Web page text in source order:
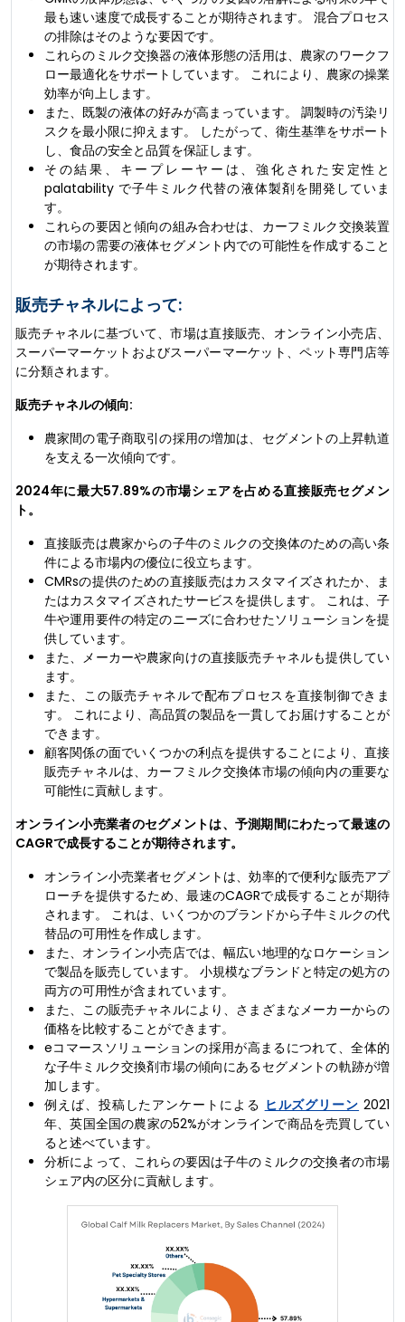
最も速い速度で成長することが期待されます。 混合プロセス
の排除はそのような要因です。
これらのミルク交換器の液体形態の活用は、農家のワークフ
ロー最適化をサポートしています。 これにより、農家の操業
効率が向上します。
また、既製の液体の好みが高まっています。 調製時の汚染リ
スクを最小限に抑えます。 したがって、衛生基準をサポート
し、食品の安全と品質を保証します。
その結果、キープレーヤーは、強化された安定性と
palatability で子牛ミルク代替の液体製剤を開発していま
す。
これらの要因と傾向の組み合わせは、カーフミルク交換装置
の市場の需要の液体セグメント内での可能性を作成すること
が期待されます。
販売チャネルによって:
販売チャネルに基づいて、市場は直接販売、オンライン小売店、
スーパーマーケットおよびスーパーマーケット、ペット専門店等
に分類されます。
販売チャネルの傾向:
農家間の電子商取引の採用の増加は、セグメントの上昇軌道
を支える一次傾向です。
2024年に最大57.89%の市場シェアを占める直接販売セグメン
ト。
直接販売は農家からの子牛のミルクの交換体のための高い条
件による市場内の優位に役立ちます。
CMRsの提供のための直接販売はカスタマイズされたか、ま
たはカスタマイズされたサービスを提供します。 これは、子
牛や運用要件の特定のニーズに合わせたソリューションを提
供しています。
また、メーカーや農家向けの直接販売チャネルも提供してい
ます。
また、この販売チャネルで配布プロセスを直接制御できま
す。 これにより、高品質の製品を一貫してお届けすることが
できます。
顧客関係の面でいくつかの利点を提供することにより、直接
販売チャネルは、カーフミルク交換体市場の傾向内の重要な
可能性に貢献します。
オンライン小売業者のセグメントは、予測期間にわたって最速の
CAGRで成長することが期待されます。
オンライン小売業者セグメントは、効率的で便利な販売アプ
ローチを提供するため、最速のCAGRで成長することが期待
されます。 これは、いくつかのブランドから子牛ミルクの代
替品の可用性を作成します。
また、オンライン小売店では、幅広い地理的なロケーション
で製品を販売しています。 小規模なブランドと特定の処方の
両方の可用性が含まれています。
また、この販売チャネルにより、さまざまなメーカーからの
価格を比較することができます。
eコマースソリューションの採用が高まるにつれて、全体的
な子牛ミルク交換剤市場の傾向にあるセグメントの軌跡が増
加します。
例えば、投稿したアンケートによる ヒルズグリーン 2021
年、英国全国の農家の52%がオンラインで商品を売買してい
ると述べています。
分析によって、これらの要因は子牛のミルクの交換者の市場
シェア内の区分に貢献します。